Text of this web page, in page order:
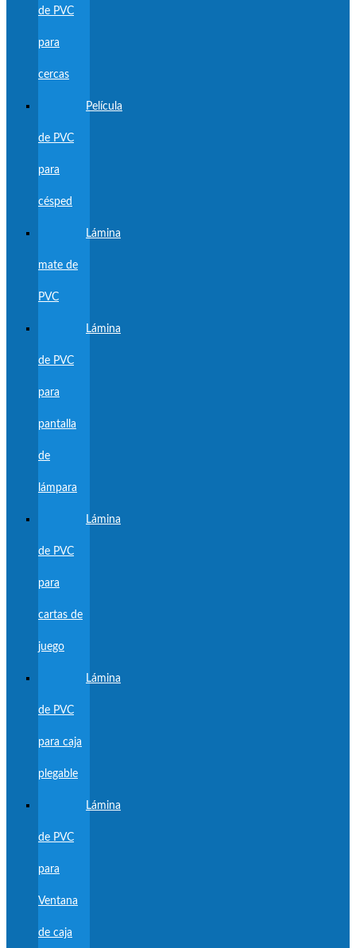
de PVC
para
cercas
Película
de PVC
para
césped
Lámina
mate de
PVC
Lámina
de PVC
para
pantalla
de
lámpara
Lámina
de PVC
para
cartas de
juego
Lámina
de PVC
para caja
plegable
Lámina
de PVC
para
Ventana
de caja